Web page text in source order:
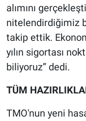
alımını
nitelendirdiğimiz
takip ettik.
yılın sigortası
biliyoruz” dedi.
TÜM
TMO'nun yeni